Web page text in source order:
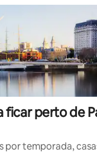
ficar perto de
por temporada,